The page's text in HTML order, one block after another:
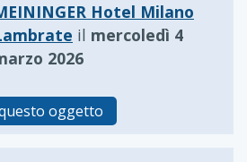
Hotel Milano
il mercoledì 4
2026
oggetto